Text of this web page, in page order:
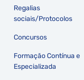
Regalias
sociais/Protocolos
Concursos
Formação Contínua e
Especializada